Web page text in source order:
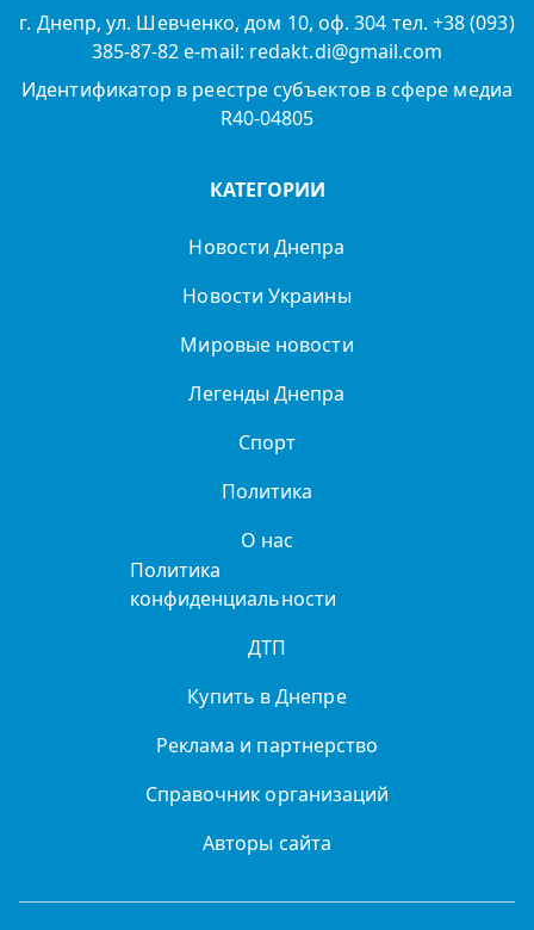
г. Днепр, ул. Шевченко, дом 10, оф. 304 тел. +38 (093)
385-87-82 e-mail: redakt.di@gmail.com
Идентификатор в реестре субъектов в сфере медиа
R40-04805
КАТЕГОРИИ
Новости Днепра
Новости Украины
Мировые новости
Легенды Днепра
Спорт
Политика
О нас
Политика
конфиденциальности
ДТП
Купить в Днепре
Реклама и партнерство
Справочник организаций
Авторы сайта